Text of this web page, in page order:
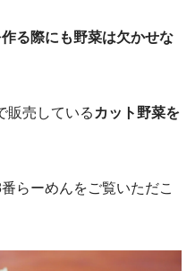
る際にも野菜は欠かせな
販売している カット野菜を
らーめんをご覧いただこ